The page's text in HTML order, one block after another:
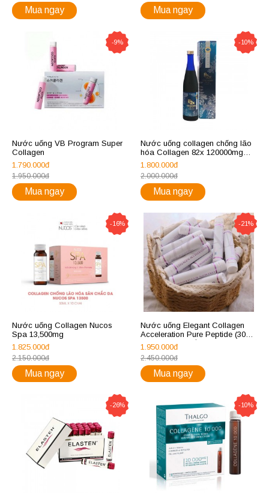
Mua ngay Mua ngay
-9%
Nước uống VB Program Super
Collagen
1.790.000đ
1.950.000đ
Mua ngay
-10%
Nước uống collagen chống lão
hóa Collagen 82x 120000mg
Classic
1.800.000đ
2.000.000đ
Mua ngay
-16%
Nước uống Collagen Nucos
Spa 13,500mg
1.825.000đ
2.150.000đ
Mua ngay
-21%
Nước uống Elegant Collagen
Acceleration Pure Peptide (30
ống) – Thụy Điển
1.950.000đ
2.450.000đ
Mua ngay
-26% -10%